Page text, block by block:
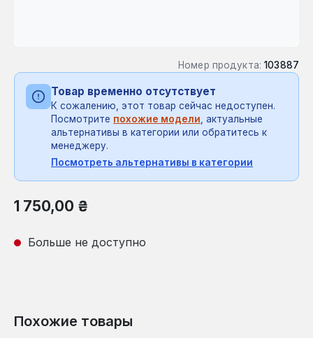
Номер продукта: 103887
Товар временно отсутствует
К сожалению, этот товар сейчас недоступен.
Посмотрите похожие модели, актуальные
альтернативы в категории или обратитесь к
менеджеру.
Посмотреть альтернативы в категории
Обычная цена:
1 750,00 ₴
Больше не доступно
Похожие товары